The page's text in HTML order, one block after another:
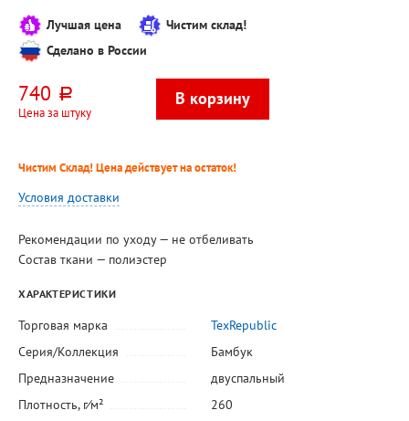
Лучшая цена
Чистим склад!
Сделано в России
740 руб.
Цена за штуку
Чистим Склад! Цена действует на остаток!
Условия доставки
Рекомендации по уходу — не отбеливать
Состав ткани — полиэстер
ХАРАКТЕРИСТИКИ
Торговая марка
TexRepublic
Серия/Коллекция
Бамбук
Предназначение
двуспальный
Плотность, г⁄м²
260